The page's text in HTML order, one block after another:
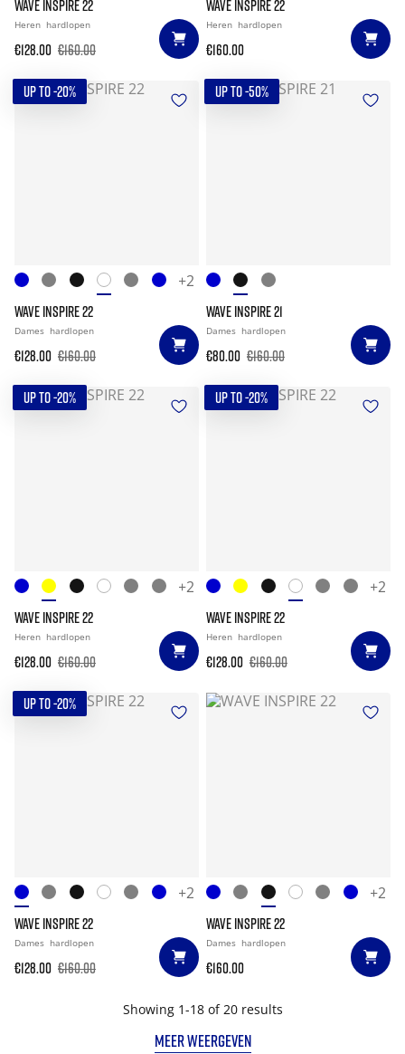
WAVE INSPIRE 22
Heren hardlopen
€128.00 €160.00
WAVE INSPIRE 22
Heren hardlopen
€160.00
UP TO -20%
+2
WAVE INSPIRE 22
Dames hardlopen
€128.00 €160.00
UP TO -50%
WAVE INSPIRE 21
Dames hardlopen
€80.00 €160.00
UP TO -20%
+2
WAVE INSPIRE 22
Heren hardlopen
€128.00 €160.00
UP TO -20%
+2
WAVE INSPIRE 22
Heren hardlopen
€128.00 €160.00
UP TO -20%
+2
WAVE INSPIRE 22
Dames hardlopen
€128.00 €160.00
+2
WAVE INSPIRE 22
Dames hardlopen
€160.00
Showing 1-18 of 20 results
MEER WEERGEVEN